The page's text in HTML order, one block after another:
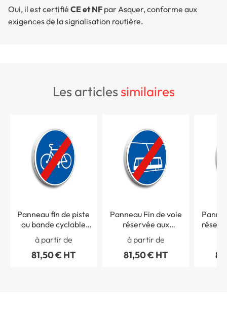
Oui, il est certifié CE et NF par Asquer, conforme aux
exigences de la signalisation routière.
les articlessimilaires
Panneau fin de piste
ou bande cyclable
obligatoire - B40
à partir de
81,50 € HT
Panneau Fin de voie
réservée aux
tramways - B45b
à partir de
81,50 € HT